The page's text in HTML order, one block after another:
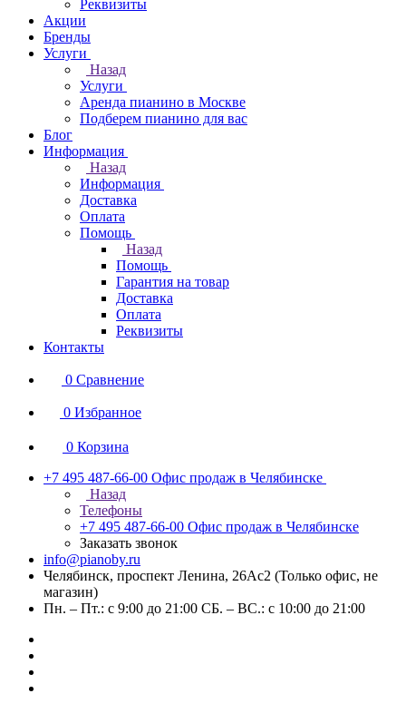
Реквизиты
Акции
Бренды
Услуги
Назад
Услуги
Аренда пианино в Москве
Подберем пианино для вас
Блог
Информация
Назад
Информация
Доставка
Оплата
Помощь
Назад
Помощь
Гарантия на товар
Доставка
Оплата
Реквизиты
Контакты
0 Сравнение
0 Избранное
0 Корзина
+7 495 487-66-00 Офис продаж в Челябинске
Назад
Телефоны
+7 495 487-66-00 Офис продаж в Челябинске
Заказать звонок
info@pianoby.ru
Челябинск, проспект Ленина, 26Ас2 (Только офис, не
магазин)
Пн. – Пт.: с 9:00 до 21:00 СБ. – ВС.: с 10:00 до 21:00